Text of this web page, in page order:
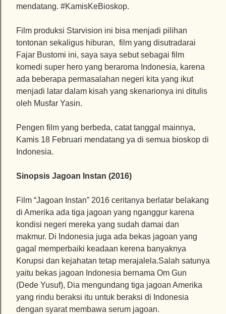
mendatang. #KamisKeBioskop.
Film produksi Starvision ini bisa menjadi pilihan
tontonan sekaligus hiburan, film yang disutradarai
Fajar Bustomi ini, saya saya sebut sebagai film
komedi super hero yang beraroma Indonesia, karena
ada beberapa permasalahan negeri kita yang ikut
menjadi latar dalam kisah yang skenarionya ini ditulis
oleh Musfar Yasin.
Pengen film yang berbeda, catat tanggal mainnya,
Kamis 18 Februari mendatang ya di semua bioskop di
Indonesia.
Sinopsis Jagoan Instan (2016)
Film “Jagoan Instan” 2016 ceritanya berlatar belakang
di Amerika ada tiga jagoan yang nganggur karena
kondisi negeri mereka yang sudah damai dan
makmur. Di Indonesia juga ada bekas jagoan yang
gagal memperbaiki keadaan kerena banyaknya
Korupsi dan kejahatan tetap merajalela.Salah satunya
yaitu bekas jagoan Indonesia bernama Om Gun
(Dede Yusuf), Dia mengundang tiga jagoan Amerika
yang rindu beraksi itu untuk beraksi di Indonesia
dengan syarat membawa serum jagoan.